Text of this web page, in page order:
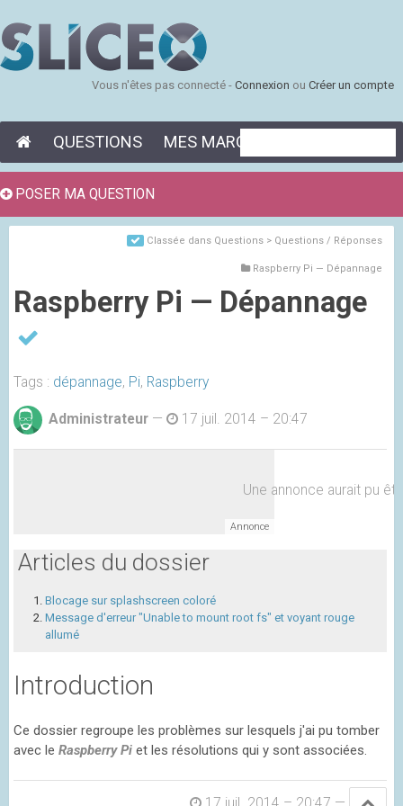
Vous n'êtes pas connecté - Connexion ou Créer un compte
QUESTIONS MES MARQUE-PAGES
Classée dans Questions > Questions / Réponses
Raspberry Pi — Dépannage
Raspberry Pi — Dépannage
Tags : dépannage, Pi, Raspberry
Administrateur — 17 juil. 2014 – 20:47
Une annonce aurait pu
Articles du dossier
Blocage sur splashscreen coloré
Message d'erreur "Unable to mount root fs" et voyant rouge
allumé
Introduction
Ce dossier regroupe les problèmes sur lesquels j'ai pu tomber
avec le Raspberry Pi et les résolutions qui y sont associées.
POSER MA QUESTION